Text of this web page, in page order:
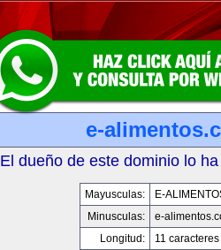
e-
El dueño de este dominio lo
Mayusculas:
E-
Minusculas:
e-
Longitud:
11 caracteres